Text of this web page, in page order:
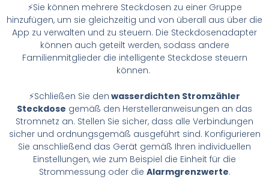
⚡Sie können mehrere Steckdosen zu einer Gruppe
hinzufügen, um sie gleichzeitig und von überall aus über die
App zu verwalten und zu steuern. Die Steckdosenadapter
können auch geteilt werden, sodass andere
Familienmitglieder die intelligente Steckdose steuern
können.
⚡Schließen Sie den wasserdichten Stromzähler
Steckdose gemäß den Herstelleranweisungen an das
Stromnetz an. Stellen Sie sicher, dass alle Verbindungen
sicher und ordnungsgemäß ausgeführt sind. Konfigurieren
Sie anschließend das Gerät gemäß Ihren individuellen
Einstellungen, wie zum Beispiel die Einheit für die
Strommessung oder die Alarmgrenzwerte.